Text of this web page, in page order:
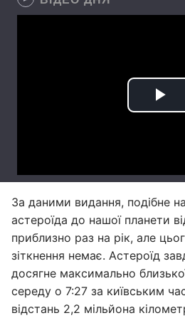
За даними видання, подібне
астероїда до нашої планети
приблизно раз на рік, але
зіткнення немає. Астероїд
досягне максимально
середу о 7:27 за київським
відстань 2,2 мільйона